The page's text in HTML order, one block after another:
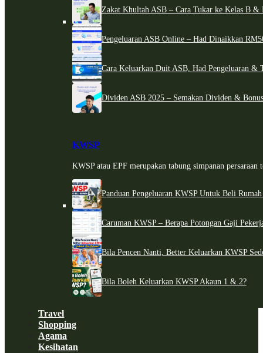
Zakat Khultah ASB – Cara Tukar ke Kelas B &
Pengeluaran ASB Online – Had Dinaikkan
Cara Keluarkan Duit ASB, Had Pengeluaran &
Dividen ASB 2025 – Semakan Dividen &
KWSP
KWSP atau EPF merupakan tabung simpanan persaraan
Panduan Pengeluaran KWSP Untuk Beli
Caruman KWSP – Berapa Potongan Gaji
Bila Pencen Nanti, Better Keluarkan KWSP
Bila Boleh Keluarkan KWSP Akaun 1 & 2?
Travel
Shopping
Agama
Kesihatan